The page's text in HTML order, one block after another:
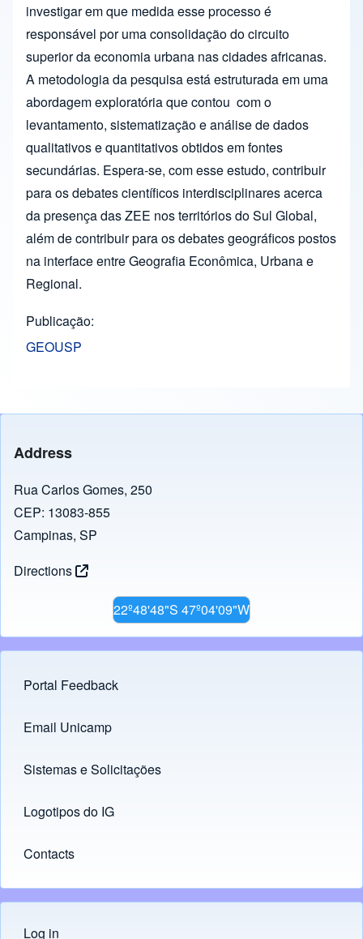
investigar em que medida esse processo é
responsável por uma consolidação do circuito
superior da economia urbana nas cidades africanas.
A metodologia da pesquisa está estruturada em uma
abordagem exploratória que contou com o
levantamento, sistematização e análise de dados
qualitativos e quantitativos obtidos em fontes
secundárias. Espera-se, com esse estudo, contribuir
para os debates científicos interdisciplinares acerca
da presença das ZEE nos territórios do Sul Global,
além de contribuir para os debates geográficos postos
na interface entre Geografia Econômica, Urbana e
Regional.
Publicação
GEOUSP
Address
Rua Carlos Gomes, 250
CEP: 13083-855
Campinas, SP
Directions
22º48'48"S 47º04'09"W
Footer menu
Portal Feedback
Links
Email Unicamp
(opens in new tab)
Sistemas e Solicitações
(opens in new tab)
Logotipos do IG
(opens in new tab)
Contacts
Log in